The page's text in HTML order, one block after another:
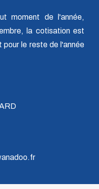
moment de l'année,
la cotisation est
pour le reste de l'année